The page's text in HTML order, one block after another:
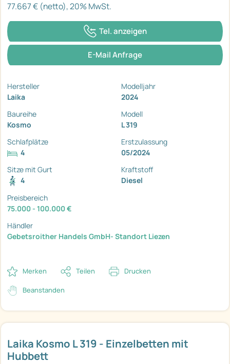
Laika Kosmo L 319 - Einzelbetten mit
Hubbett
77.667 € (netto), 20% MwSt.
Tel. anzeigen
E-Mail Anfrage
Hersteller
Laika
Modelljahr
2024
Baureihe
Kosmo
Modell
L 319
Schlafplätze
4
Erstzulassung
05/2024
Sitze mit Gurt
4
Kraftstoff
Diesel
Preisbereich
75.000 - 100.000 €
Händler
Gebetsroither Handels GmbH- Standort Liezen
Merken Teilen Drucken
Beanstanden